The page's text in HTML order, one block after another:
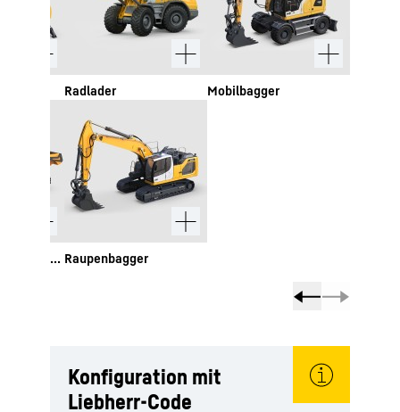
Knickgelenkter Muldenkipper
Radlader
Raupenbagger
Mobilbagger
Konfiguration mit
Liebherr-Code